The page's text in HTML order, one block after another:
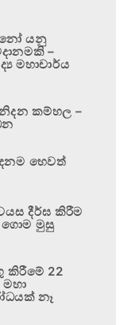
යනු
–
මහාචාර්ය
කම්හල –
හෙවත්
දීර්ඝ කිරීම
ගොම මුසු
කිරීමේ 22
නෑ